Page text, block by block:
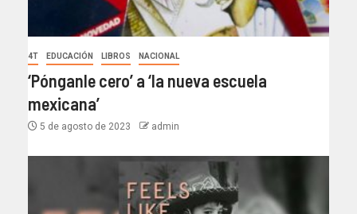
4T EDUCACIÓN LIBROS NACIONAL
‘Pónganle cero’ a ‘la nueva escuela
mexicana’
5 de agosto de 2023 admin